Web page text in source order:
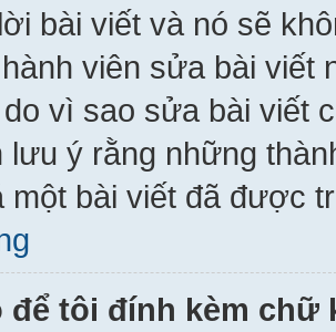
bài viết và nó sẽ
viên sửa bài viết
vì sao sửa bài viết
lưu ý rằng những
một bài viết đã được
để tôi đính kèm chữ